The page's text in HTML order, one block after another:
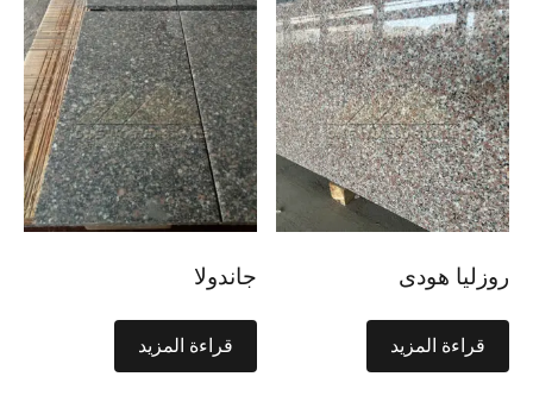
روزليا هودى
قراءة المزيد
جاندولا
قراءة المزيد